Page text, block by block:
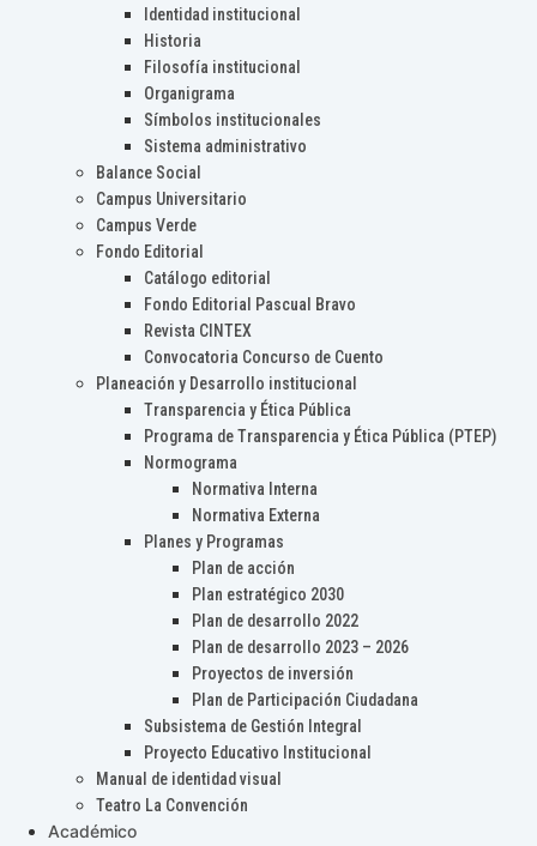
Identidad institucional
Historia
Filosofía institucional
Organigrama
Símbolos institucionales
Sistema administrativo
Balance Social
Campus Universitario
Campus Verde
Fondo Editorial
Catálogo editorial
Fondo Editorial Pascual Bravo
Revista CINTEX
Convocatoria Concurso de Cuento
Planeación y Desarrollo institucional
Transparencia y Ética Pública
Programa de Transparencia y Ética Pública (PTEP)
Normograma
Normativa Interna
Normativa Externa
Planes y Programas
Plan de acción
Plan estratégico 2030
Plan de desarrollo 2022
Plan de desarrollo 2023 – 2026
Proyectos de inversión
Plan de Participación Ciudadana
Subsistema de Gestión Integral
Proyecto Educativo Institucional
Manual de identidad visual
Teatro La Convención
Académico